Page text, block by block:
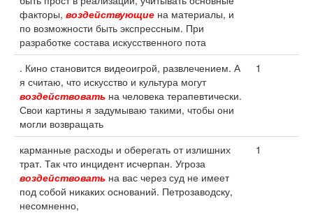
факторы, воздействующие на материалы, и
по возможности быть экспрессным. При
разработке состава искусственного пота
. Кино становится видеоигрой, развлечением. А
я считаю, что искусство и культура могут
воздействовать на человека терапевтически.
Свои картины я задумываю такими, чтобы они
могли возвращать
1
карманные расходы и оберегать от излишних
трат. Так что инцидент исчерпан. Угроза
воздействовать на вас через суд не имеет
под собой никаких оснований. Петрозаводску,
несомненно,
1